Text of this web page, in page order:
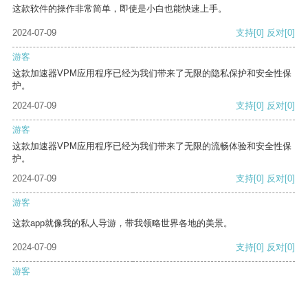
这款软件的操作非常简单，即使是小白也能快速上手。
2024-07-09 支持[0] 反对[0]
游客
这款加速器VPM应用程序已经为我们带来了无限的隐私保护和安全性保
护。
2024-07-09
支持[0] 反对[0]
游客
这款加速器VPM应用程序已经为我们带来了无限的流畅体验和安全性保
护。
2024-07-09
支持[0] 反对[0]
游客
这款app就像我的私人导游，带我领略世界各地的美景。
2024-07-09 支持[0] 反对[0]
游客